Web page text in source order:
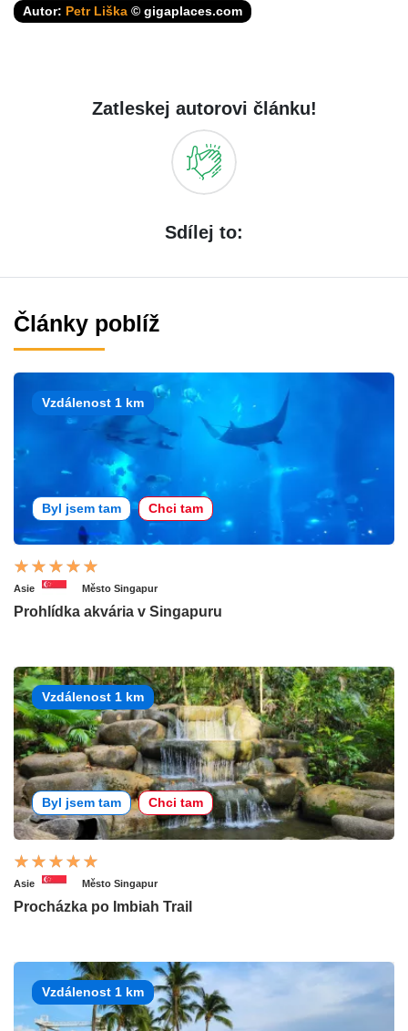
Autor: Petr Liška © gigaplaces.com
Zatleskej autorovi článku!
Sdílej to:
Články poblíž
Vzdálenost 1 km
Byl jsem tam Chci tam
Asie Město Singapur
Prohlídka akvária v Singapuru
Vzdálenost 1 km
Byl jsem tam Chci tam
Asie Město Singapur
Procházka po Imbiah Trail
Vzdálenost 1 km